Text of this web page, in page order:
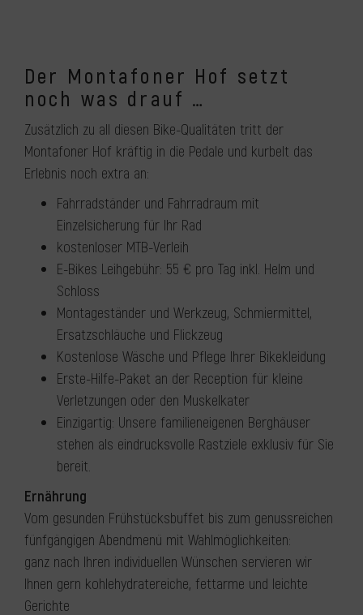
Der Montafoner Hof setzt
noch was drauf …
Zusätzlich zu all diesen Bike-Qualitäten tritt der
Montafoner Hof kräftig in die Pedale und kurbelt das
Erlebnis noch extra an:
Fahrradständer und Fahrradraum mit
Einzelsicherung für Ihr Rad
kostenloser MTB-Verleih
E-Bikes Leihgebühr: 55 € pro Tag inkl. Helm und
Schloss
Montageständer und Werkzeug, Schmiermittel,
Ersatzschläuche und Flickzeug
Kostenlose Wäsche und Pflege Ihrer Bikekleidung
Erste-Hilfe-Paket an der Reception für kleine
Verletzungen oder den Muskelkater
Einzigartig: Unsere familieneigenen Berghäuser
stehen als eindrucksvolle Rastziele exklusiv für Sie
bereit.
Ernährung
Vom gesunden Frühstücksbuffet bis zum genussreichen
fünfgängigen Abendmenü mit Wahlmöglichkeiten:
ganz nach Ihren individuellen Wünschen servieren wir
Ihnen gern kohlehydratereiche, fettarme und leichte
Gerichte